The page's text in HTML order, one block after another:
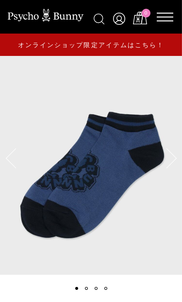
0
オンラインショップ限定アイテムはこちら！